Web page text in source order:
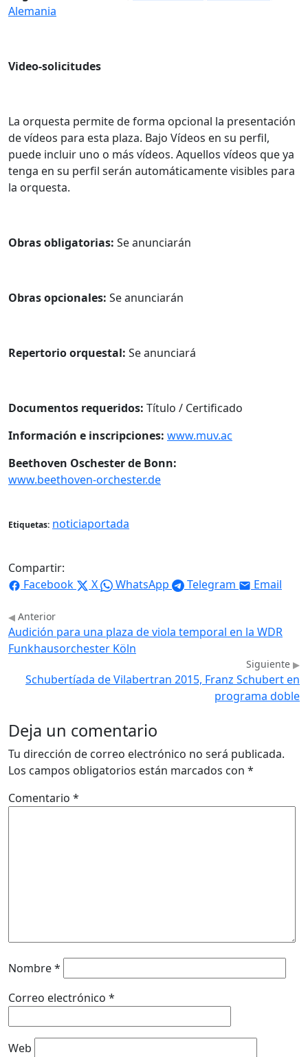
Alemania
Video-solicitudes
La orquesta permite de forma opcional la presentación
de vídeos para esta plaza. Bajo Vídeos en su perfil,
puede incluir uno o más vídeos. Aquellos vídeos que ya
tenga en su perfil serán automáticamente visibles para
la orquesta.
Obras obligatorias: Se anunciarán
Obras opcionales: Se anunciarán
Repertorio orquestal: Se anunciará
Documentos requeridos: Título / Certificado
Información e inscripciones: www.muv.ac
Beethoven Oschester de Bonn:
www.beethoven-orchester.de
Etiquetas: noticiaportada
Compartir:
Facebook
X WhatsApp Telegram Email
Anterior
Audición para una plaza de viola temporal en la WDR
Funkhausorchester Köln
Siguiente
Schubertíada de Vilabertran 2015, Franz Schubert en
programa doble
Deja un comentario
Tu dirección de correo electrónico no será publicada.
Los campos obligatorios están marcados con *
Comentario *
Nombre*
Correo electrónico *
Web